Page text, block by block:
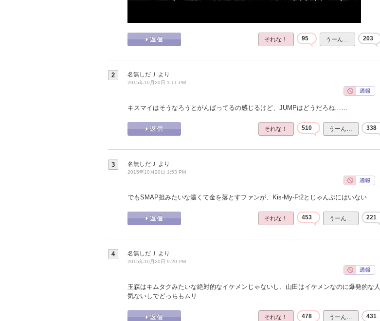
それな！ 95 うーん… 203
2 名無しだＪ より
2015年10月20日 1:11 PM
キスマイはそうなろうとがんばってるの感じるけど、JUMPはどうだろね……
それな！ 510 うーん… 338
3 名無しだＪ より
2015年10月20日 1:53 PM
でもSMAP担みたいな濃くて金を落とすファンが、Kis-My-Ft2とじゃんぷにはいない
それな！ 453 うーん… 221
4 名無しだＪ より
2015年10月20日 9:20 PM
玉森はキムタクみたいな絶対的なイケメンじゃないし、山田はイケメンなのに爆発的な人
気ないしでどっちもムリ
それな！ 478 うーん… 431